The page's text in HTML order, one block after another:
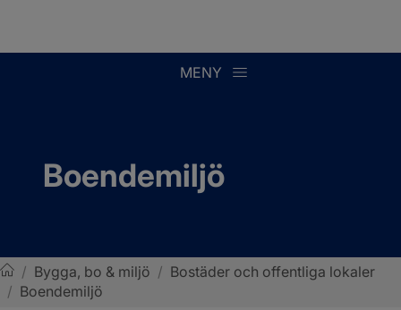
MENY
Boendemiljö
Sotenäs kommun
/ Bygga, bo & miljö / Bostäder och offentliga lokaler
/ Boendemiljö